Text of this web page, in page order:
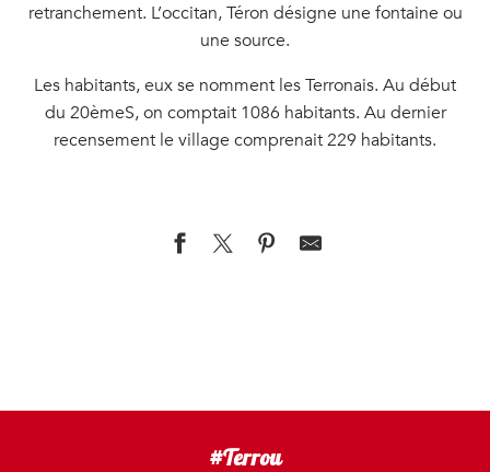
retranchement. L’occitan, Téron désigne une fontaine ou
une source.
Les habitants, eux se nomment les Terronais. Au début
du 20èmeS, on comptait 1086 habitants. Au dernier
recensement le village comprenait 229 habitants.
#Terrou